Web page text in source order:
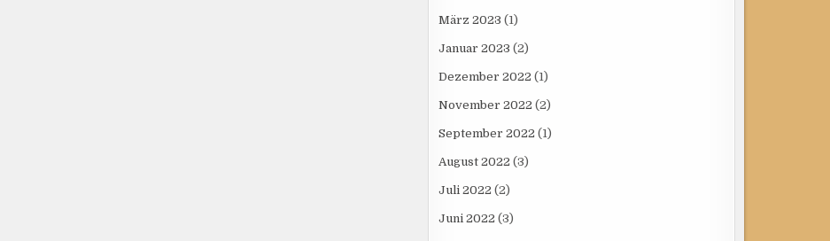
März 2023 (1)
Januar 2023 (2)
Dezember 2022 (1)
November 2022 (2)
September 2022 (1)
August 2022 (3)
Juli 2022 (2)
Juni 2022 (3)